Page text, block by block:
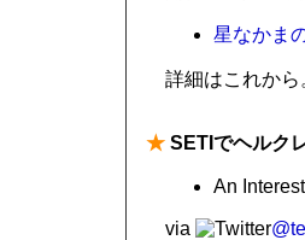
星なかま
詳細はこれから
★ SETIでヘルク
An
via